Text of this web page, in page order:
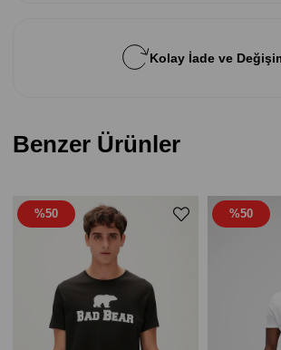
Kolay İade ve
Benzer Ürünler
%50 %50